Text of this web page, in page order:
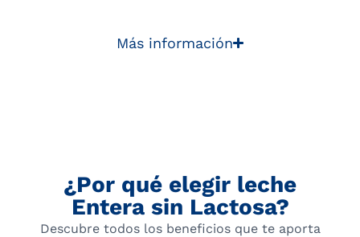
Más información
¿Por qué elegir leche
Entera sin Lactosa?
Descubre todos los beneficios que te aporta